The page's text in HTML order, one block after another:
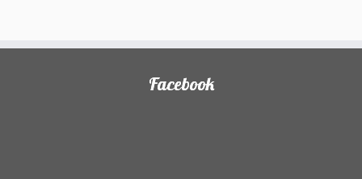
Facebook